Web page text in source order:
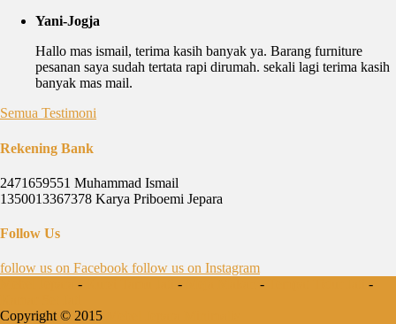
Yani-Jogja
Hallo mas ismail, terima kasih banyak ya. Barang furniture
pesanan saya sudah tertata rapi dirumah. sekali lagi terima kasih
banyak mas mail.
Semua Testimoni
Rekening Bank
2471659551 Muhammad Ismail
1350013367378 Karya Priboemi Jepara
Follow Us
follow us on Facebook follow us on Instagram
- - -
-
Copyright © 2015